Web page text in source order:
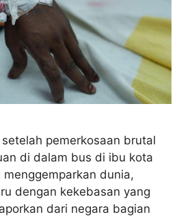
pemerkosaan brutal
di dalam bus di ibu kota
menggemparkan dunia,
dengan kekebasan yang
dari negara bagian